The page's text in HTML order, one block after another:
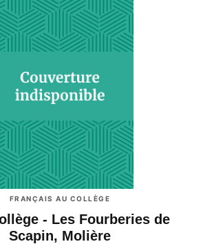
FRANÇAIS AU COLLÈGE
- Les Fourberies de
Scapin, Molière